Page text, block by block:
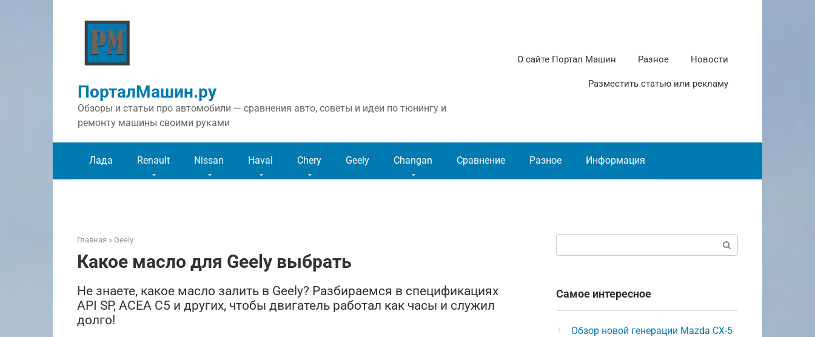
ПорталМашин.ру
Обзоры и статьи про автомобили — сравнения авто, советы и идеи по тюнингу и
ремонту машины своими руками
О сайте Портал Машин Разное Новости
Разместить статью или рекламу
Лада Renault Nissan Haval Chery Geely Changan Сравнение Разное Информация
Главная » Geely
Какое масло для Geely выбрать
Не знаете, какое масло залить в Geely? Разбираемся в спецификациях
API SP, ACEA C5 и других, чтобы двигатель работал как часы и служил
долго!
Самое интересное
Обзор новой генерации Mazda CX-5